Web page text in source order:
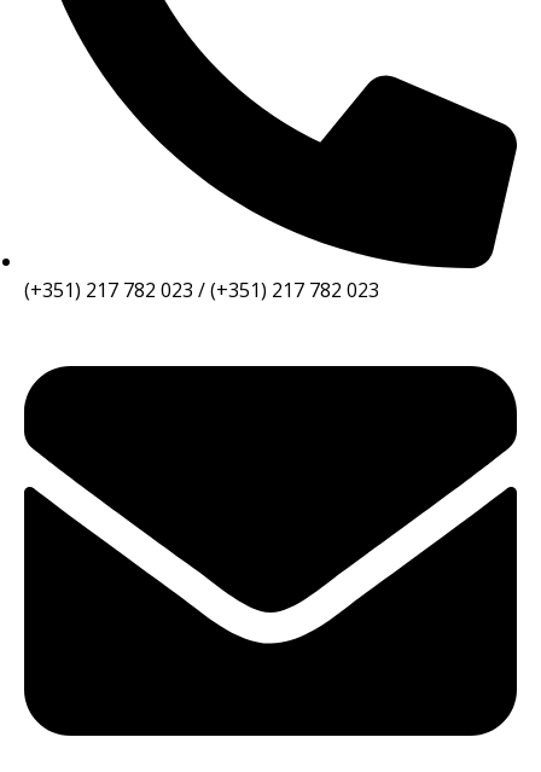
(+351) 217 782 023 / (+351) 217 782 023